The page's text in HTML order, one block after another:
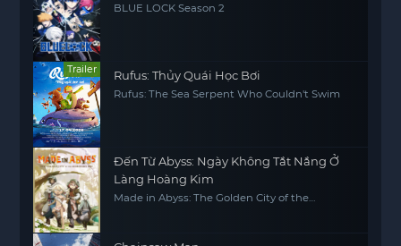
BLUE LOCK Season 2
Trailer Rufus: Thủy Quái Học Bơi
Rufus: The Sea Serpent Who Couldn't Swim
Đến Từ Abyss: Ngày Không Tắt Nắng Ở
Làng Hoàng Kim
Made in Abyss: The Golden City of the